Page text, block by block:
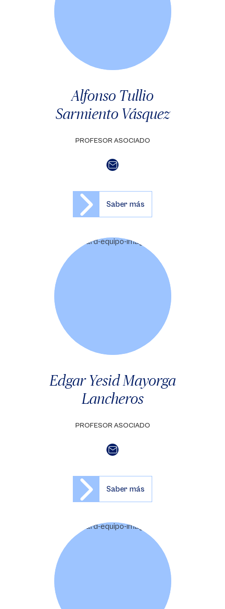
Alfonso Tullio
Sarmiento Vásquez
PROFESOR ASOCIADO
Saber más
Edgar Yesid Mayorga
Lancheros
PROFESOR ASOCIADO
Saber más